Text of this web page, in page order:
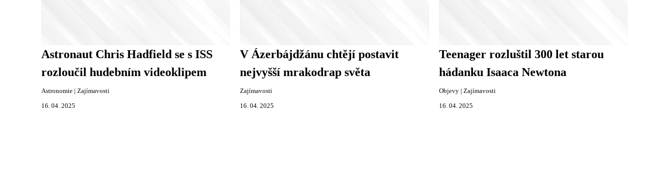
Astronaut Chris Hadfield se s ISS
rozloučil hudebním videoklipem
Astronomie | Zajímavosti
16. 04. 2025
V Ázerbájdžánu chtějí postavit
nejvyšší mrakodrap světa
Zajímavosti
16. 04. 2025
Teenager rozluštil 300 let starou
hádanku Isaaca Newtona
Objevy| Zajímavosti
16. 04. 2025